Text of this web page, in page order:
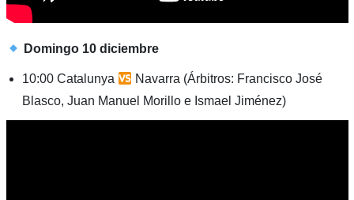
Domingo 10 diciembre
10:00 Catalunya
Navarra (Árbitros: Francisco José
Blasco, Juan Manuel Morillo e Ismael Jiménez)